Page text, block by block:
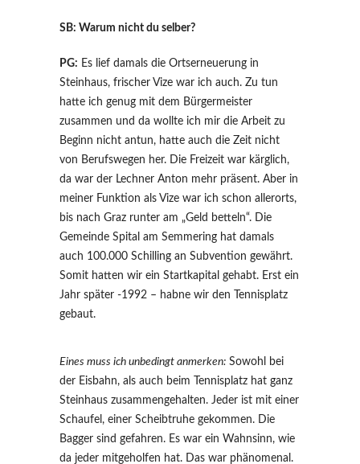
SB: Warum nicht du selber?
PG: Es lief damals die Ortserneuerung in
Steinhaus, frischer Vize war ich auch. Zu tun
hatte ich genug mit dem Bürgermeister
zusammen und da wollte ich mir die Arbeit zu
Beginn nicht antun, hatte auch die Zeit nicht
von Berufswegen her. Die Freizeit war kärglich,
da war der Lechner Anton mehr präsent. Aber in
meiner Funktion als Vize war ich schon allerorts,
bis nach Graz runter am „Geld betteln“. Die
Gemeinde Spital am Semmering hat damals
auch 100.000 Schilling an Subvention gewährt.
Somit hatten wir ein Startkapital gehabt. Erst ein
Jahr später -1992 – habne wir den Tennisplatz
gebaut.
Eines muss ich unbedingt anmerken: Sowohl bei
der Eisbahn, als auch beim Tennisplatz hat ganz
Steinhaus zusammengehalten. Jeder ist mit einer
Schaufel, einer Scheibtruhe gekommen. Die
Bagger sind gefahren. Es war ein Wahnsinn, wie
da jeder mitgeholfen hat. Das war phänomenal.